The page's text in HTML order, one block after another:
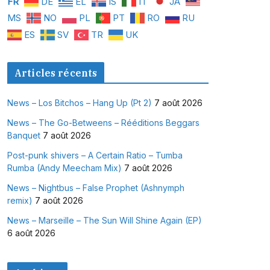
MS
NO PL PT RO
RU
ES
SV TR UK
Articles récents
News – Los Bitchos – Hang Up (Pt 2) 7 août 2026
News – The Go-Betweens – Rééditions Beggars
Banquet 7 août 2026
Post-punk shivers – A Certain Ratio – Tumba
Rumba (Andy Meecham Mix) 7 août 2026
News – Nightbus – False Prophet (Ashnymph
remix) 7 août 2026
News – Marseille – The Sun Will Shine Again (EP)
6 août 2026